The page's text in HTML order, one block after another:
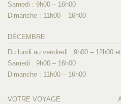
Samedi : 9h00 – 16h00
Dimanche : 11h00 – 16h00
DÉCEMBRE
Du lundi au vendredi : 9h00 – 12h00
Samedi : 9h00 – 16h00
Dimanche : 11h00 – 16h00
VOTRE VOYAGE